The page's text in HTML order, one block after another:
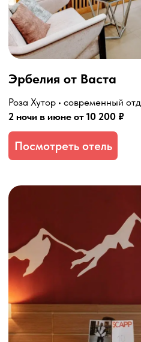
Rosa Springs
Роза Хутор • спа и термальная зона
Посмотреть отель